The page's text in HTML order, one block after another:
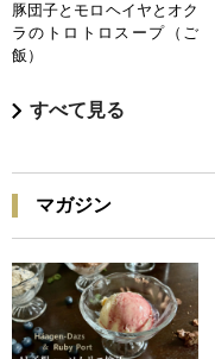
豚団子とモロヘイヤとオク
ラのトロトロスープ（ご
飯）
すべて見る
マガジン